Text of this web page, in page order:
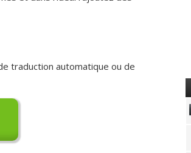
traduction automatique ou de